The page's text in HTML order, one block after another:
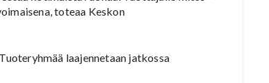
toteaa Keskon
laajennetaan jatkossa